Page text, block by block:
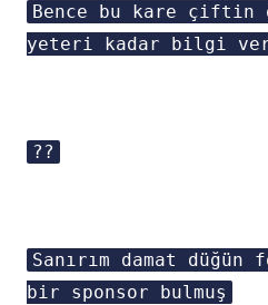
Bence bu kare çiftin
yeteri kadar bilgi
??
Sanırım damat
bir sponsor bulmuş